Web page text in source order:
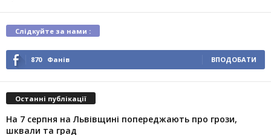
Слідкуйте за нами :
870 Фанів ВПОДОБАТИ
Останні публікації
На 7 серпня на Львівщині попереджають про грози,
шквали та град